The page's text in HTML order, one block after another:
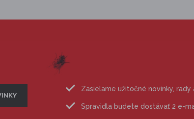
Zasielame užitočné novinky, rady
Spravidla budete dostávať 2 e-